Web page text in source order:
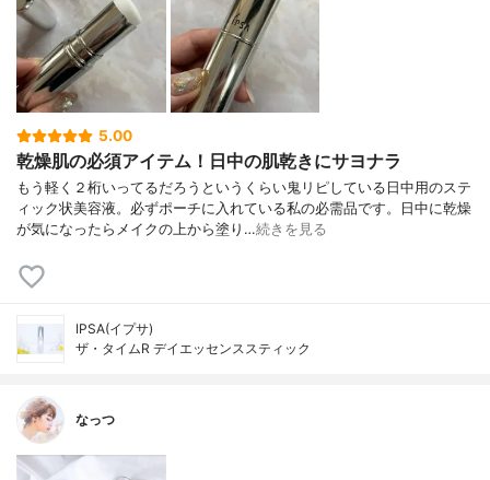
5.00
乾燥肌の必須アイテム！日中の肌乾きにサヨナラ
もう軽く２桁いってるだろうというくらい鬼リピしている日中用のステ
ィック状美容液。必ずポーチに入れている私の必需品です。日中に乾燥
が気になったらメイクの上から塗り…続きを見る
IPSA(イプサ)
ザ・タイムR デイエッセンススティック
なっつ